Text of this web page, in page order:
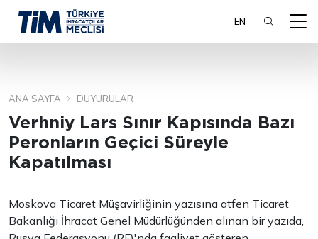
EN
ANA SAYFA DUYURULAR
Verhniy Lars Sınır Kapısında Bazı
Peronların Geçici Süreyle
Kapatılması
Moskova Ticaret Müşavirliğinin yazısına atfen Ticaret
Bakanlığı İhracat Genel Müdürlüğünden alınan bir yazıda,